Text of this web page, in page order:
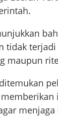
tidak
maupun